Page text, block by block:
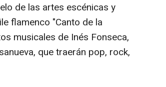
de las artes escénicas y
flamenco "Canto de la
musicales de Inés Fonseca,
que traerán pop, rock,